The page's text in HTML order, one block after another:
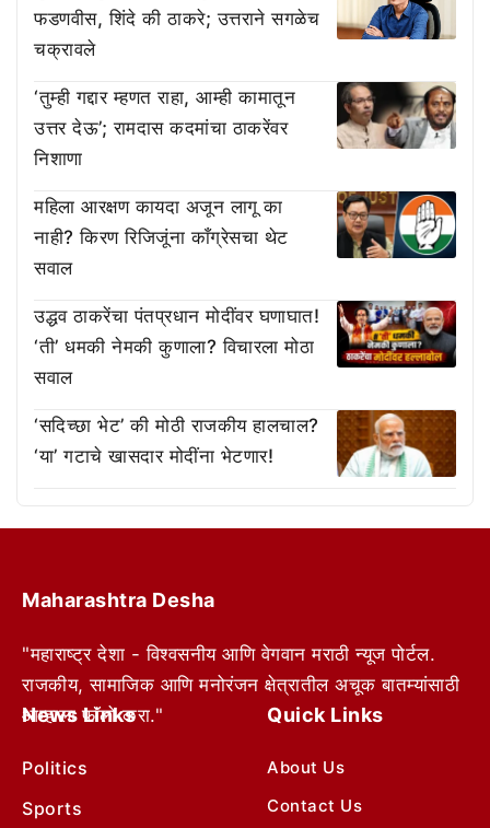
फडणवीस, शिंदे की ठाकरे; उत्तराने सगळेच
चक्रावले
‘तुम्ही गद्दार म्हणत राहा, आम्ही कामातून
उत्तर देऊ’; रामदास कदमांचा ठाकरेंवर
निशाणा
महिला आरक्षण कायदा अजून लागू का
नाही? किरण रिजिजूंना काँग्रेसचा थेट
सवाल
उद्धव ठाकरेंचा पंतप्रधान मोदींवर घणाघात!
‘ती’ धमकी नेमकी कुणाला? विचारला मोठा
सवाल
‘सदिच्छा भेट’ की मोठी राजकीय हालचाल?
‘या’ गटाचे खासदार मोदींना भेटणार!
Maharashtra Desha
"महाराष्ट्र देशा - विश्वसनीय आणि वेगवान मराठी न्यूज पोर्टल.
राजकीय, सामाजिक आणि मनोरंजन क्षेत्रातील अचूक बातम्यांसाठी
आम्हाला फॉलो करा."
News Links
Politics
Sports
Quick Links
About Us
Contact Us